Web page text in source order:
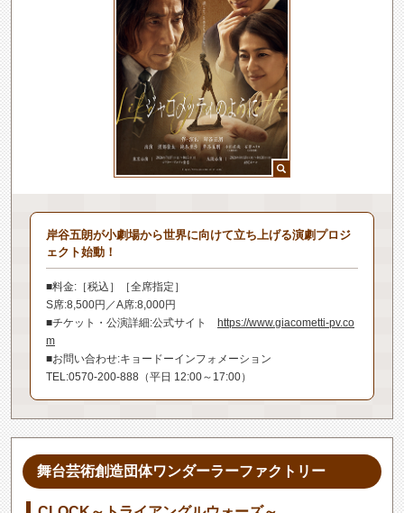
岸谷五朗が小劇場から世界に向けて立ち上げる演劇プロジ
ェクト始動！
■料金:［税込］［全席指定］
S席:8,500円／A席:8,000円
■チケット・公演詳細:公式サイト https://www.giacometti-pv.co
m
■お問い合わせ:キョードーインフォメーション
TEL:0570-200-888（平日 12:00～17:00）
舞台芸術創造団体ワンダーラーファクトリー